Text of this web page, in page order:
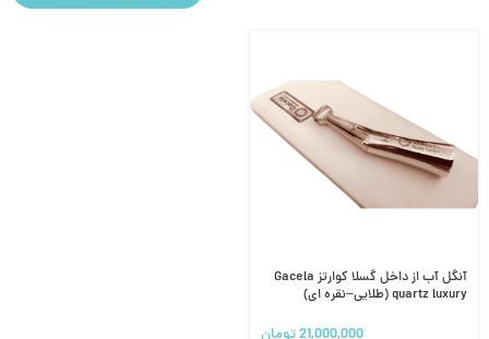
آنگل آب از داخل گسلا کوارتز Gacela
quartz luxury (طلایی–نقره ای)